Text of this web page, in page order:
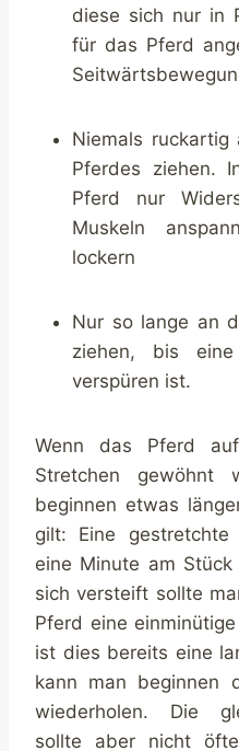
diese sich nur in
für das Pferd
Niemals ruckartig
Pferdes ziehen.
Pferd nur
Muskeln
lockern
Nur so lange an
ziehen, bis
verspüren ist.
Wenn das Pferd
Stretchen
beginnen etwas
gilt: Eine
eine Minute am
sich versteift sollte
Pferd eine
ist dies bereits eine
kann man beginnen
wiederholen. Die
sollte aber nicht